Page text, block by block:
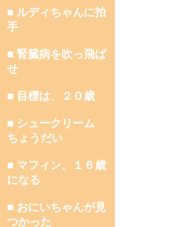
■ ルディちゃんに拍
手
■ 腎臓病を吹っ飛ば
せ
■ 目標は、２０歳
■ シュークリーム
ちょうだい
■ マフィン、１６歳
になる
■ おにいちゃんが見
つかった